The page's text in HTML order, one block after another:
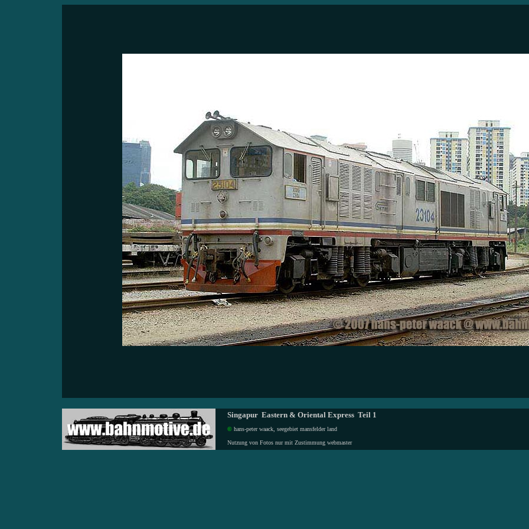
Singapur Eastern & Oriental Express Teil 1
©hans-peter waack, seegebiet mansfelder land
Nutzung von Fotos nur mit Zustimmung webmaster